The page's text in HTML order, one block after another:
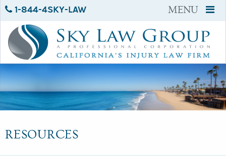
1-844-4SKY-LAW MENU
RESOURCES